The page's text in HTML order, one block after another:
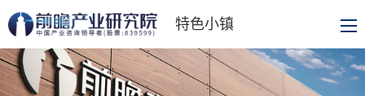
特色小镇